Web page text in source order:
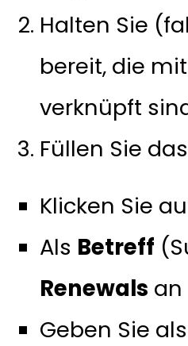
Halten Sie
bereit, die
verknüpft
Füllen Sie
Klicken Sie
Als Betreff
Renewals an
Geben Sie